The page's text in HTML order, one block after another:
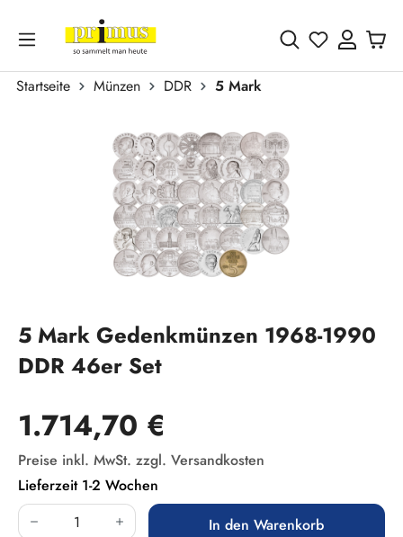
Zum Hauptinhalt springen
Du hast 0
Startseite Münzen DDR
5 Mark
5 Mark Gedenkmünzen 1968-1990
DDR 46er Set
Regulärer Preis:
1.714,70 €
Preise inkl. MwSt. zzgl. Versandkosten
Lieferzeit 1-2 Wochen
Produkt Anzahl: Gib den gewünschten Wert
In den Warenkorb